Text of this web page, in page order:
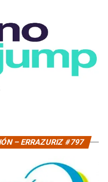
– ERRAZURIZ #797